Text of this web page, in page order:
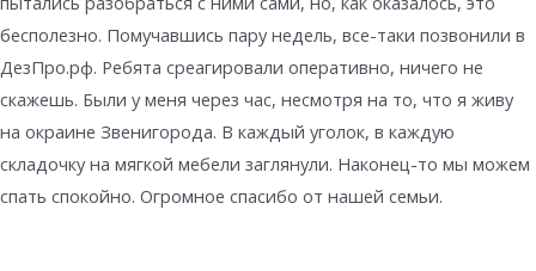
бесполезно. Помучавшись пару недель, все-таки позвонили в
ДезПро.рф. Ребята среагировали оперативно, ничего не
скажешь. Были у меня через час, несмотря на то, что я живу
на окраине Звенигорода. В каждый уголок, в каждую
складочку на мягкой мебели заглянули. Наконец-то мы можем
спать спокойно. Огромное спасибо от нашей семьи.